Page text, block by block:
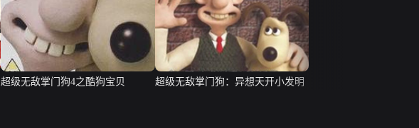
超级无敌掌门狗4之酷狗宝贝 超级无敌掌门狗：异想天开小发明